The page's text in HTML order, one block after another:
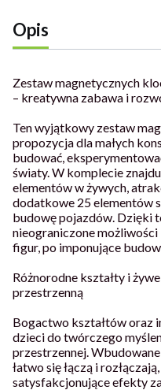
Opis
Zestaw magnetycznych
– kreatywna zabawa i
Ten wyjątkowy zestaw
propozycja dla małych
budować,
światy. W komplecie
elementów w żywych,
dodatkowe 25 elementów
budowę pojazdów. Dzięki
nieograniczone
figur, po imponujące
Różnorodne kształty i
przestrzenną
Bogactwo kształtów oraz
dzieci do twórczego
przestrzennej.
łatwo się łączą i
satysfakcjonujące efekty